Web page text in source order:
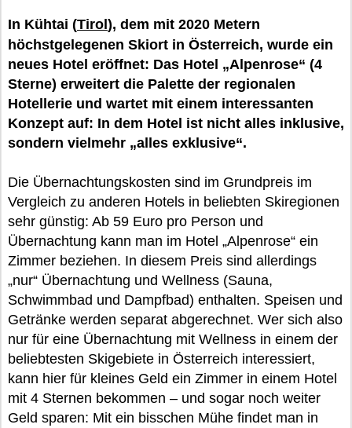
In Kühtai (Tirol), dem mit 2020 Metern
höchstgelegenen Skiort in Österreich, wurde ein
neues Hotel eröffnet: Das Hotel „Alpenrose“ (4
Sterne) erweitert die Palette der regionalen
Hotellerie und wartet mit einem interessanten
Konzept auf: In dem Hotel ist nicht alles inklusive,
sondern vielmehr „alles exklusive“.
Die Übernachtungskosten sind im Grundpreis im
Vergleich zu anderen Hotels in beliebten Skiregionen
sehr günstig: Ab 59 Euro pro Person und
Übernachtung kann man im Hotel „Alpenrose“ ein
Zimmer beziehen. In diesem Preis sind allerdings
„nur“ Übernachtung und Wellness (Sauna,
Schwimmbad und Dampfbad) enthalten. Speisen und
Getränke werden separat abgerechnet. Wer sich also
nur für eine Übernachtung mit Wellness in einem der
beliebtesten Skigebiete in Österreich interessiert,
kann hier für kleines Geld ein Zimmer in einem Hotel
mit 4 Sternen bekommen – und sogar noch weiter
Geld sparen: Mit ein bisschen Mühe findet man in